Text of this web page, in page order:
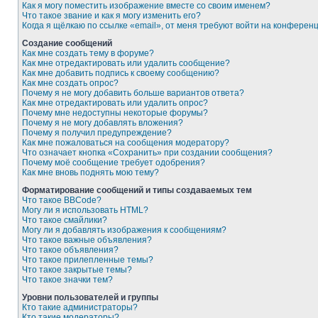
Как я могу поместить изображение вместе со своим именем?
Что такое звание и как я могу изменить его?
Когда я щёлкаю по ссылке «email», от меня требуют войти на
Создание сообщений
Как мне создать тему в форуме?
Как мне отредактировать или удалить сообщение?
Как мне добавить подпись к своему сообщению?
Как мне создать опрос?
Почему я не могу добавить больше вариантов ответа?
Как мне отредактировать или удалить опрос?
Почему мне недоступны некоторые форумы?
Почему я не могу добавлять вложения?
Почему я получил предупреждение?
Как мне пожаловаться на сообщения модератору?
Что означает кнопка «Сохранить» при создании сообщения?
Почему моё сообщение требует одобрения?
Как мне вновь поднять мою тему?
Форматирование сообщений и типы создаваемых тем
Что такое BBCode?
Могу ли я использовать HTML?
Что такое смайлики?
Могу ли я добавлять изображения к сообщениям?
Что такое важные объявления?
Что такое объявления?
Что такое прилепленные темы?
Что такое закрытые темы?
Что такое значки тем?
Уровни пользователей и группы
Кто такие администраторы?